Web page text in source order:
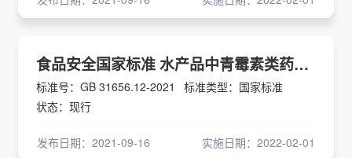
食品安全国家标准 水产品中青霉素类药物多残留的测定 液相色谱-串联质谱法
标准号：GB 31656.12-2021
标准类型：国家标准
状态：现行
发布日期：2021-09-16 实施日期：2022-02-01